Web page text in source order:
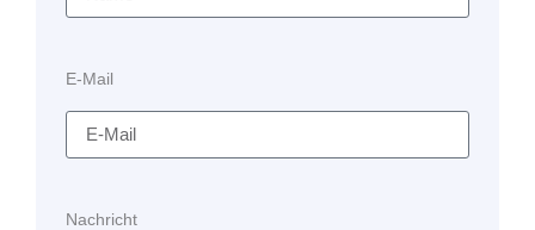
E-Mail
Nachricht